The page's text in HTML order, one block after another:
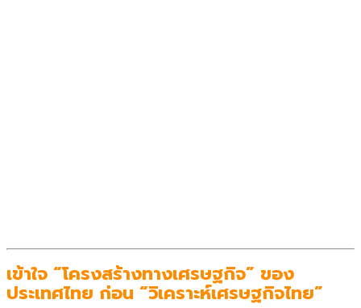
เข้าใจ “โครงสร้างทางเศรษฐกิจ” ของ
ประเทศไทย ก่อน “วิเคราะห์เศรษฐกิจไทย”